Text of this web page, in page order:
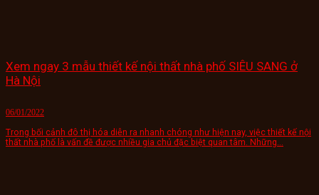
Xem ngay 3 mẫu thiết kế nội thất nhà phố SIÊU SANG ở
Hà Nội
06/01/2022
Trong bối cảnh đô thị hóa diễn ra nhanh chóng như hiện nay, việc thiết kế nội
thất nhà phố là vấn đề được nhiều gia chủ đặc biệt quan tâm. Những...